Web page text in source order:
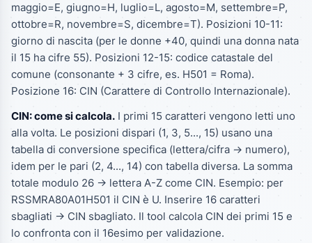
maggio=E, giugno=H, luglio=L, agosto=M, settembre=P,
ottobre=R, novembre=S, dicembre=T). Posizioni 10-11:
giorno di nascita (per le donne +40, quindi una donna nata
il 15 ha cifre 55). Posizioni 12-15: codice catastale del
comune (consonante + 3 cifre, es. H501 = Roma).
Posizione 16: CIN (Carattere di Controllo Internazionale).
CIN: come si calcola. I primi 15 caratteri vengono letti uno
alla volta. Le posizioni dispari (1, 3, 5..., 15) usano una
tabella di conversione specifica (lettera/cifra -> numero),
idem per le pari (2, 4..., 14) con tabella diversa. La somma
totale modulo 26 -> lettera A-Z come CIN. Esempio: per
RSSMRA80A01H501 il CIN è U. Inserire 16 caratteri
sbagliati -> CIN sbagliato. Il tool calcola CIN dei primi 15 e
lo confronta con il 16esimo per validazione.